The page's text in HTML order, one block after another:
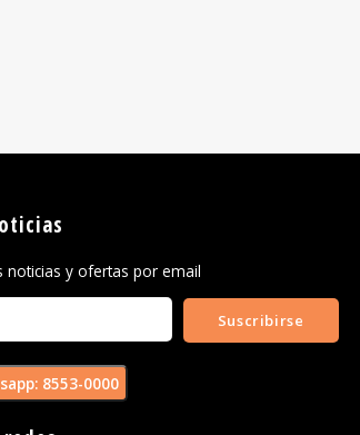
noticias y ofertas por email
Suscribirse
8553-0000